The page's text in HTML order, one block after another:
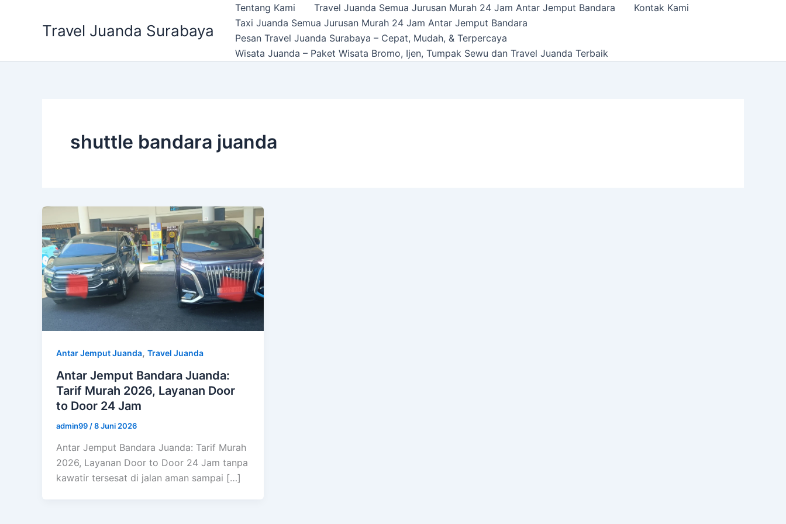
Travel Juanda Surabaya
Tentang Kami Travel Juanda Semua Jurusan Murah 24 Jam Antar Jemput Bandara
Kontak Kami
Taxi Juanda Semua Jurusan Murah 24 Jam Antar Jemput Bandara
Pesan Travel Juanda Surabaya – Cepat, Mudah, & Terpercaya
Wisata Juanda – Paket Wisata Bromo, Ijen, Tumpak Sewu dan Travel Juanda Terbaik
shuttle bandara juanda
Antar Jemput Juanda, Travel Juanda
Antar Jemput Bandara Juanda:
Tarif Murah 2026, Layanan Door
to Door 24 Jam
admin99 /8 Juni 2026
Antar Jemput Bandara Juanda: Tarif Murah
2026, Layanan Door to Door 24 Jam tanpa
kawatir tersesat di jalan aman sampai […]